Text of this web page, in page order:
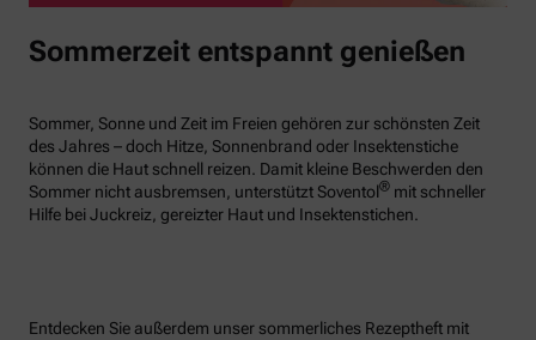
Sommerzeit entspannt genießen
Sommer, Sonne und Zeit im Freien gehören zur schönsten Zeit
des Jahres – doch Hitze, Sonnenbrand oder Insektenstiche
können die Haut schnell reizen. Damit kleine Beschwerden den
Sommer nicht ausbremsen, unterstützt Soventol® mit schneller
Hilfe bei Juckreiz, gereizter Haut und Insektenstichen.
Entdecken Sie außerdem unser sommerliches Rezeptheft mit